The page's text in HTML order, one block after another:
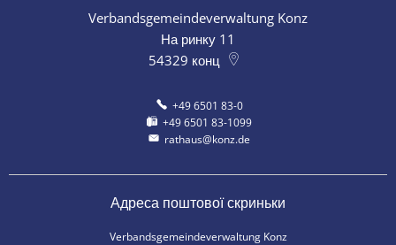
Verbandsgemeindeverwaltung Konz
На ринку 11
54329 конц
+49 6501 83-0
+49 6501 83-1099
rathaus@konz.de
Адреса поштової скриньки
Verbandsgemeindeverwaltung Konz